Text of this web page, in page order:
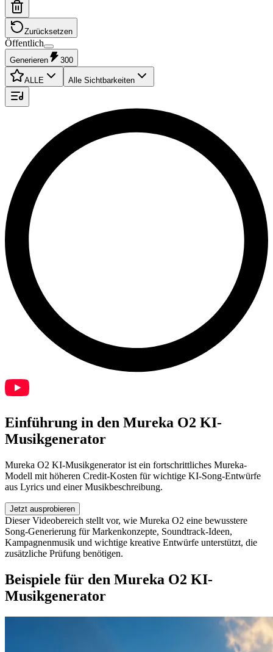
Zurücksetzen
Öffentlich
Generieren 300
ALLE Alle Sichtbarkeiten
Einführung in den Mureka O2 KI-
Musikgenerator
Mureka O2 KI-Musikgenerator ist ein fortschrittliches Mureka-
Modell mit höheren Credit-Kosten für wichtige KI-Song-Entwürfe
aus Lyrics und einer Musikbeschreibung.
Jetzt ausprobieren
Dieser Videobereich stellt vor, wie Mureka O2 eine bewusstere
Song-Generierung für Markenkonzepte, Soundtrack-Ideen,
Kampagnenmusik und wichtige kreative Entwürfe unterstützt, die
zusätzliche Prüfung benötigen.
Beispiele für den Mureka O2 KI-
Musikgenerator